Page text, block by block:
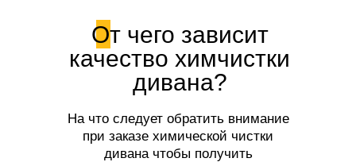
От чего зависит
качество химчистки
дивана?
На что следует обратить внимание
при заказе химической чистки
дивана чтобы получить